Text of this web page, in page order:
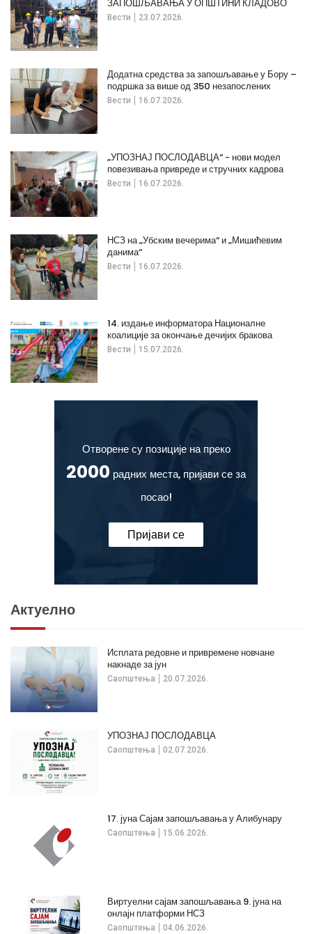
Вести 23.07.2026.
ЗАПОШЉАВАЊА У ОПШТИНИ КЛАДОВО
Вести 16.07.2026.
Додатна средства за запошљавање у Бору –
подршка за више од 350 незапослених
Вести 16.07.2026.
„УПОЗНАЈ ПОСЛОДАВЦА“ - нови модел
повезивања привреде и стручних кадрова
Вести 16.07.2026.
НСЗ на „Убским вечерима“ и „Мишићевим
данима“
Вести 15.07.2026.
14. издање информатора Националне
коалиције за окончање дечијих бракова
Отворене су позиције на преко
2000 радних места, пријави се за
посао!
Пријави се
Актуелно
Саопштења 20.07.2026.
Исплата редовне и привремене новчане
накнаде за јун
Саопштења 02.07.2026.
УПОЗНАЈ ПОСЛОДАВЦА
Саопштења 15.06.2026.
17. јуна Сајам запошљавања у Алибунару
Саопштења 04.06.2026.
Виртуелни сајам запошљавања 9. јуна на
онлајн платформи НСЗ